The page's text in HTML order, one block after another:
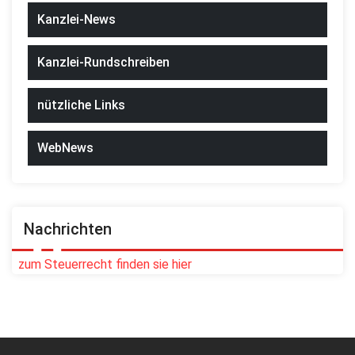
Kanzlei-News
Kanzlei-Rundschreiben
nützliche Links
WebNews
Nachrichten
zum Steuerrecht finden sie hier